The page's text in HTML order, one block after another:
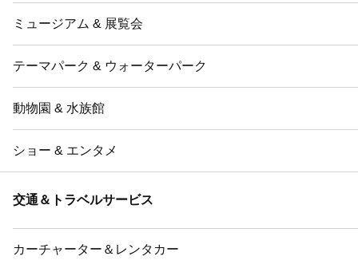
ミュージアム & 展覧会
テーマパーク & ウォーターパーク
動物園 & 水族館
ショー & エンタメ
交通＆トラベルサービス
カーチャーター＆レンタカー